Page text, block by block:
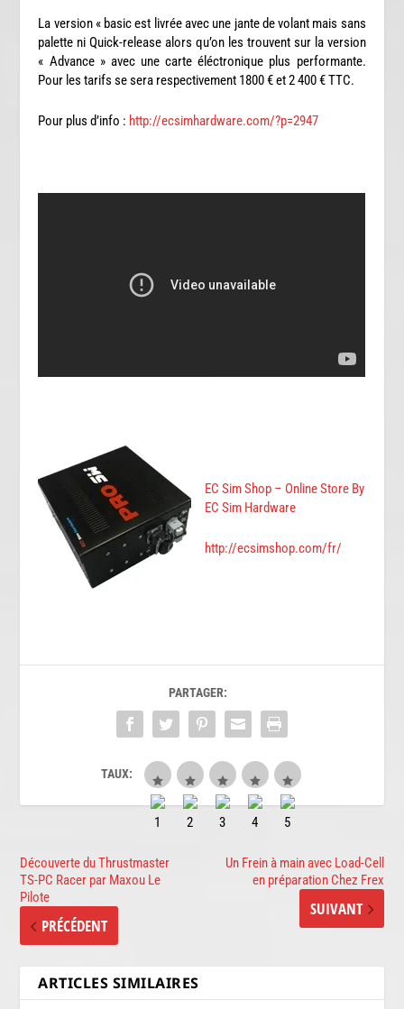
La version « basic est livrée avec une jante de volant mais sans
palette ni Quick-release alors qu’on les trouvent sur la version
« Advance » avec une carte éléctronique plus performante.
Pour les tarifs se sera respectivement 1800 € et 2 400 € TTC.
Pour plus d’info : http://ecsimhardware.com/?p=2947
EC Sim Shop – Online Store By
EC Sim Hardware
http://ecsimshop.com/fr/
PARTAGER:
TAUX:
Découverte du Thrustmaster
TS-PC Racer par Maxou Le
Pilote
PRÉCÉDENT
Un Frein à main avec Load-Cell
en préparation Chez Frex
SUIVANT
ARTICLES SIMILAIRES